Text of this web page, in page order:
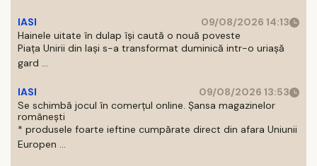
IASI
09/08/2026 14:13
Hainele uitate în dulap îşi caută o nouă poveste
Piaţa Unirii din Iaşi s-a transformat duminică intr-o uriaşă
gard ...
IASI
09/08/2026 13:53
Se schimbă jocul în comerțul online. Șansa magazinelor
românești
* produsele foarte ieftine cumpărate direct din afara Uniunii
Europen ...